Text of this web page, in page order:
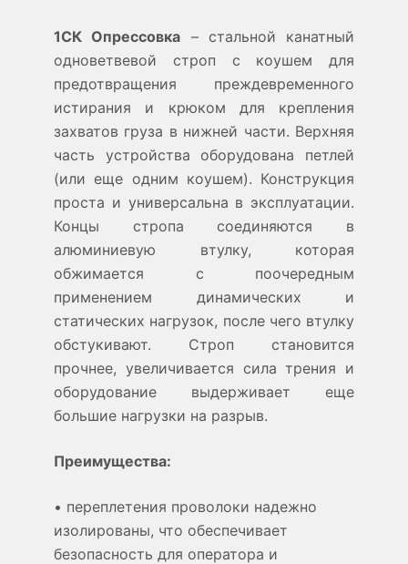
1СК Опрессовка – стальной канатный
одноветвевой строп с коушем для
предотвращения преждевременного
истирания и крюком для крепления
захватов груза в нижней части. Верхняя
часть устройства оборудована петлей
(или еще одним коушем). Конструкция
проста и универсальна в эксплуатации.
Концы стропа соединяются в
алюминиевую втулку, которая
обжимается с поочередным
применением динамических и
статических нагрузок, после чего втулку
обстукивают. Строп становится
прочнее, увеличивается сила трения и
оборудование выдерживает еще
большие нагрузки на разрыв.
Преимущества:
• переплетения проволоки надежно
изолированы, что обеспечивает
безопасность для оператора и